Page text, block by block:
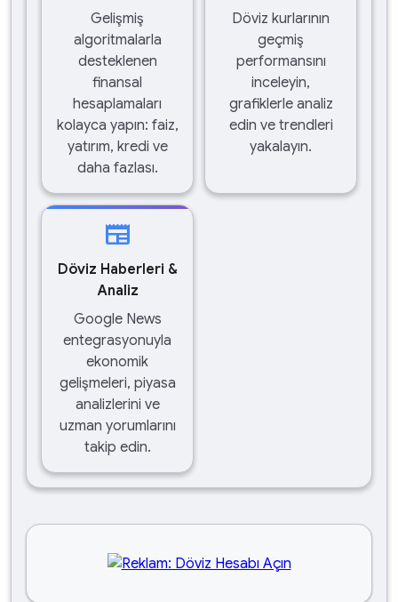
Gelişmiş
algoritmalarla
desteklenen
finansal
hesaplamaları
kolayca yapın: faiz,
yatırım, kredi ve
daha fazlası.
Döviz kurlarının
geçmiş
performansını
inceleyin,
grafiklerle analiz
edin ve trendleri
yakalayın.
newspaper
Döviz Haberleri &
Analiz
Google News
entegrasyonuyla
ekonomik
gelişmeleri, piyasa
analizlerini ve
uzman yorumlarını
takip edin.